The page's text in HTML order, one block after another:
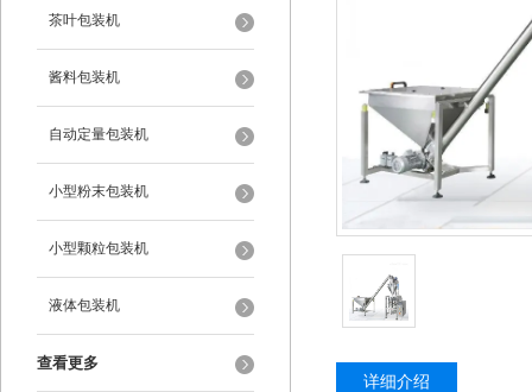
茶叶包装机
酱料包装机
自动定量包装机
小型粉末包装机
小型颗粒包装机
液体包装机
查看更多
详细介绍